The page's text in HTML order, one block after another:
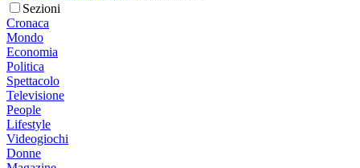
Sezioni
Cronaca
Mondo
Economia
Politica
Spettacolo
Televisione
People
Lifestyle
Videogiochi
Donne